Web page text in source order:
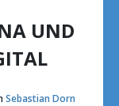
UND
Sebastian Dorn